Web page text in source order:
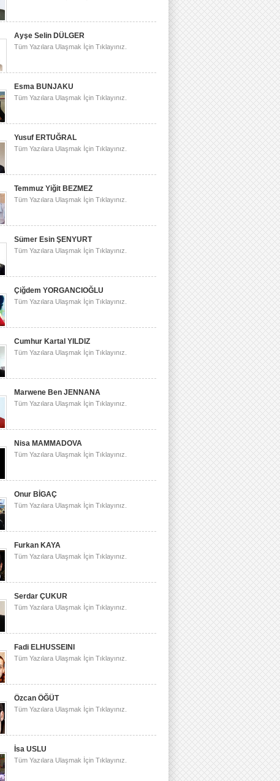
Ayşe Selin DÜLGER
Tüm Yazılara Ulaşmak İçin Tıklayınız.
Esma BUNJAKU
Tüm Yazılara Ulaşmak İçin Tıklayınız.
Yusuf ERTUĞRAL
Tüm Yazılara Ulaşmak İçin Tıklayınız.
Temmuz Yiğit BEZMEZ
Tüm Yazılara Ulaşmak İçin Tıklayınız.
Sümer Esin ŞENYURT
Tüm Yazılara Ulaşmak İçin Tıklayınız.
Çiğdem YORGANCIOĞLU
Tüm Yazılara Ulaşmak İçin Tıklayınız.
Cumhur Kartal YILDIZ
Tüm Yazılara Ulaşmak İçin Tıklayınız.
Marwene Ben JENNANA
Tüm Yazılara Ulaşmak İçin Tıklayınız.
Nisa MAMMADOVA
Tüm Yazılara Ulaşmak İçin Tıklayınız.
Onur BİGAÇ
Tüm Yazılara Ulaşmak İçin Tıklayınız.
Furkan KAYA
Tüm Yazılara Ulaşmak İçin Tıklayınız.
Serdar ÇUKUR
Tüm Yazılara Ulaşmak İçin Tıklayınız.
Fadi ELHUSSEINI
Tüm Yazılara Ulaşmak İçin Tıklayınız.
Özcan ÖĞÜT
Tüm Yazılara Ulaşmak İçin Tıklayınız.
İsa USLU
Tüm Yazılara Ulaşmak İçin Tıklayınız.